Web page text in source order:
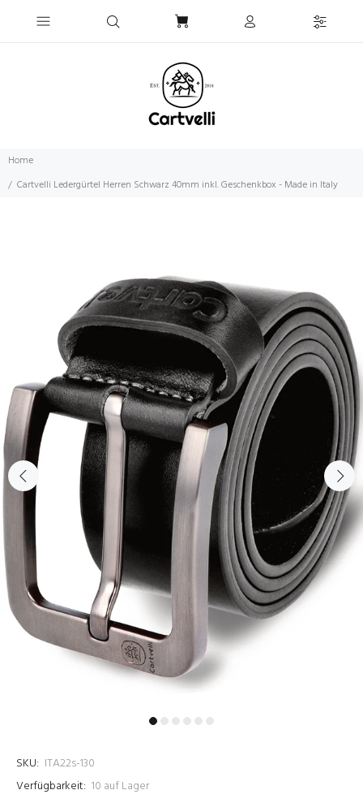
Home
Cartvelli Ledergürtel Herren Schwarz 40mm inkl. Geschenkbox - Made in Italy
SKU: ITA22s-130
Verfügbarkeit: 10 auf Lager